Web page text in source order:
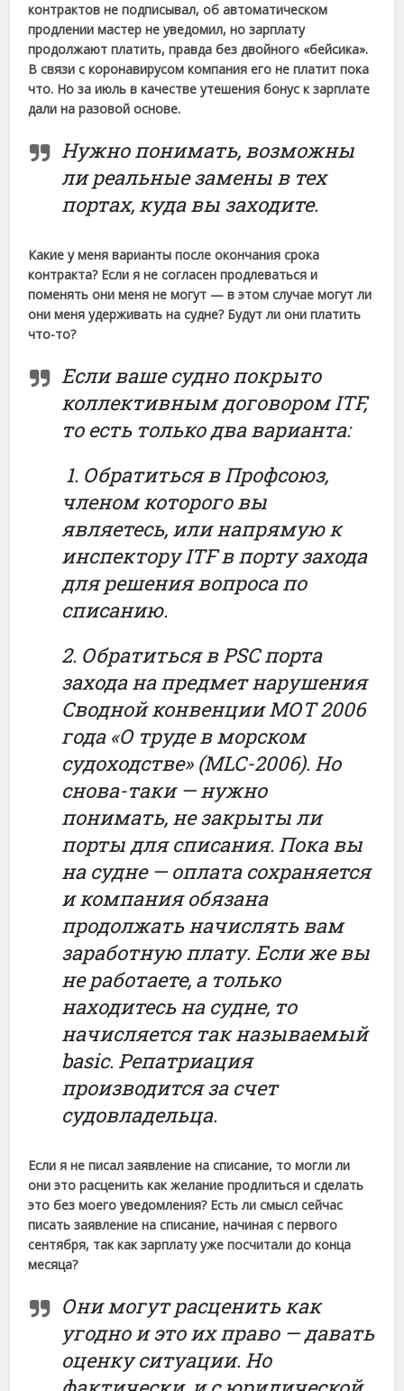
контрактов не подписывал, об автоматическом
продлении мастер не уведомил, но зарплату
продолжают платить, правда без двойного «бейсика».
В связи с коронавирусом компания его не платит пока
что. Но за июль в качестве утешения бонус к зарплате
дали на разовой основе.
Нужно понимать, возможны
ли реальные замены в тех
портах, куда вы заходите.
Какие у меня варианты после окончания срока
контракта? Если я не согласен продлеваться и
поменять они меня не могут — в этом случае могут ли
они меня удерживать на судне? Будут ли они платить
что-то?
Если ваше судно покрыто
коллективным договором ITF,
то есть только два варианта:
1. Обратиться в Профсоюз,
членом которого вы
являетесь, или напрямую к
инспектору ITF в порту захода
для решения вопроса по
списанию.
2. Обратиться в PSC порта
захода на предмет нарушения
Сводной конвенции МОТ 2006
года «О труде в морском
судоходстве» (MLC-2006). Но
снова-таки — нужно
понимать, не закрыты ли
порты для списания. Пока вы
на судне — оплата сохраняется
и компания обязана
продолжать начислять вам
заработную плату. Если же вы
не работаете, а только
находитесь на судне, то
начисляется так называемый
basic. Репатриация
производится за счет
судовладельца.
Если я не писал заявление на списание, то могли ли
они это расценить как желание продлиться и сделать
это без моего уведомления? Есть ли смысл сейчас
писать заявление на списание, начиная с первого
сентября, так как зарплату уже посчитали до конца
месяца?
Они могут расценить как
угодно и это их право — давать
оценку ситуации. Но